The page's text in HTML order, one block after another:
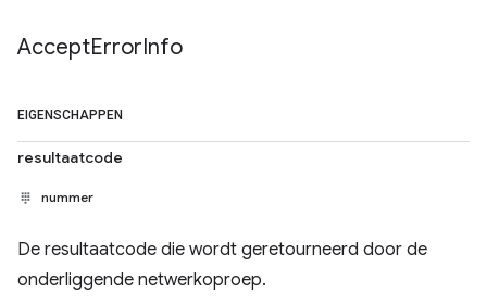
AcceptErrorInfo
EIGENSCHAPPEN
resultaatcode
nummer
De resultaatcode die wordt geretourneerd door de
onderliggende netwerkoproep.